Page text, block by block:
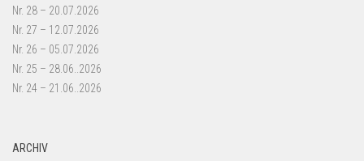
Nr. 28 – 20.07.2026
Nr. 27 – 12.07.2026
Nr. 26 – 05.07.2026
Nr. 25 – 28.06..2026
Nr. 24 – 21.06..2026
ARCHIV